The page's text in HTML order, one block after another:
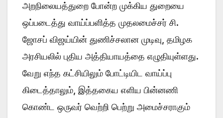
அறநிலையத்துறை போன்ற முக்கிய துறையை
ஒப்படைத்து வாய்ப்பளித்த முதலமைச்சர் சி.
ஜோசப் விஜய்யின் துணிச்சலான முடிவு, தமிழக
அரசியலில் புதிய அத்தியாயத்தை எழுதியுள்ளது.
வேறு எந்த கட்சியிலும் போட்டியிட வாய்ப்பு
கிடைத்தாலும், இத்தகைய எளிய பின்னணி
கொண்ட ஒருவர் வெற்றி பெற்று அமைச்சராகும்